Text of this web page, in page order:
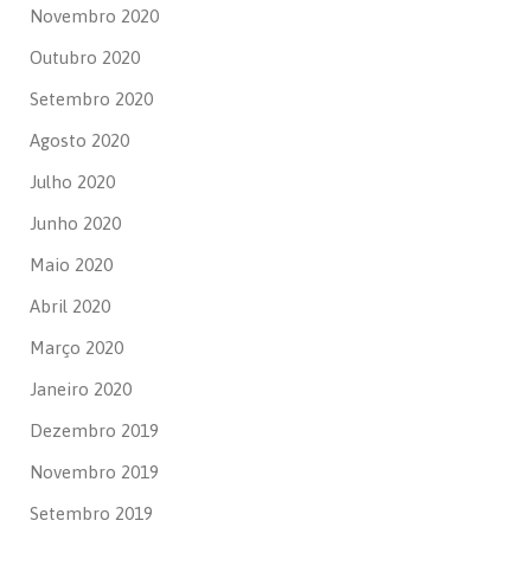
Novembro 2020
Outubro 2020
Setembro 2020
Agosto 2020
Julho 2020
Junho 2020
Maio 2020
Abril 2020
Março 2020
Janeiro 2020
Dezembro 2019
Novembro 2019
Setembro 2019